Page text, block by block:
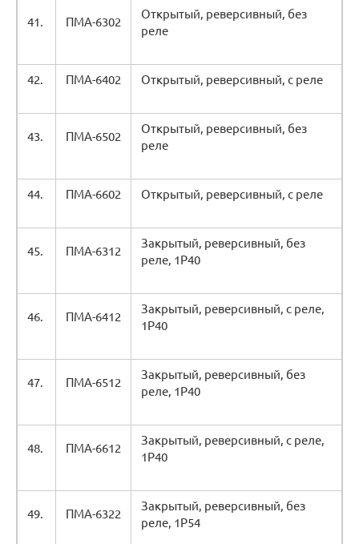
41. ПМА-6302
Открытый, реверсивный, без
реле
42. ПМА-6402 Открытый, реверсивный, с реле
43. ПМА-6502
Открытый, реверсивный, без
реле
44. ПМА-6602 Открытый, реверсивный, с реле
45. ПМА-6312
Закрытый, реверсивный, без
реле, 1Р40
46. ПМА-6412
Закрытый, реверсивный, с реле,
1Р40
47. ПМА-6512
Закрытый, реверсивный, без
реле, 1Р40
48. ПМА-6612
Закрытый, реверсивный, с реле,
1Р40
49. ПМА-6322
Закрытый, реверсивный, без
реле, 1Р54